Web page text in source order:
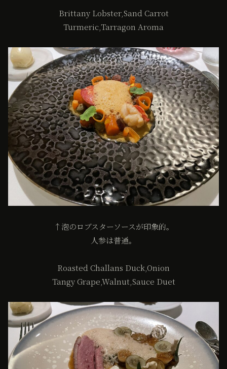
Brittany Lobster,Sand Carrot
Turmeric,Tarragon Aroma
↑泡のロブスターソースが印象的。
人参は普通。
Roasted Challans Duck,Onion
Tangy Grape,Walnut,Sauce Duet